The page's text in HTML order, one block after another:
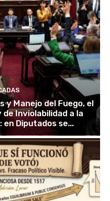
y Manejo del Fuego, el
Inviolabilidad a la
Diputados se...